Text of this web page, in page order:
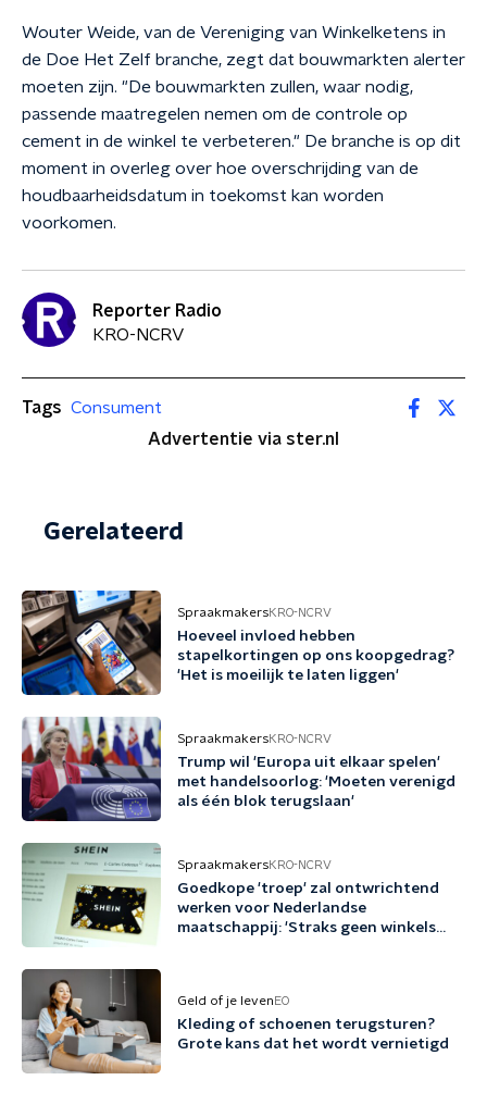
Wouter Weide, van de Vereniging van Winkelketens in
de Doe Het Zelf branche, zegt dat bouwmarkten alerter
moeten zijn. "De bouwmarkten zullen, waar nodig,
passende maatregelen nemen om de controle op
cement in de winkel te verbeteren." De branche is op dit
moment in overleg over hoe overschrijding van de
houdbaarheidsdatum in toekomst kan worden
voorkomen.
Reporter Radio
KRO-NCRV
Tags Consument
Advertentie via ster.nl
Gerelateerd
SpraakmakersKRO-NCRV
Hoeveel invloed hebben
stapelkortingen op ons koopgedrag?
'Het is moeilijk te laten liggen'
SpraakmakersKRO-NCRV
Trump wil 'Europa uit elkaar spelen'
met handelsoorlog: 'Moeten verenigd
als één blok terugslaan'
SpraakmakersKRO-NCRV
Goedkope 'troep' zal ontwrichtend
werken voor Nederlandse
maatschappij: 'Straks geen winkels
Geld of je leven EO
Kleding of schoenen terugsturen?
Grote kans dat het wordt vernietigd